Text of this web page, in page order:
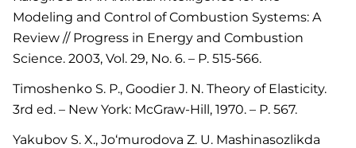
Modeling and Control of Combustion Systems: A
Review // Progress in Energy and Combustion
Science. 2003, Vol. 29, No. 6. – P. 515-566.
Timoshenko S. P., Goodier J. N. Theory of Elasticity.
3rd ed. – New York: McGraw-Hill, 1970. – P. 567.
Yakubov S. X., Jo‘murodova Z. U. Mashinasozlikda